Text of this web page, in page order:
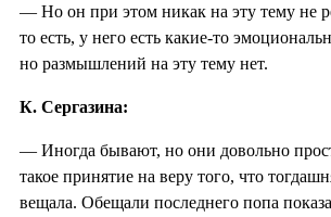
— Но он при этом никак на эту тему не
то есть, у него есть какие-то
но размышлений на эту тему нет.
К. Сергазина:
— Иногда бывают, но они довольно
такое принятие на веру того, что
вещала. Обещали последнего попа